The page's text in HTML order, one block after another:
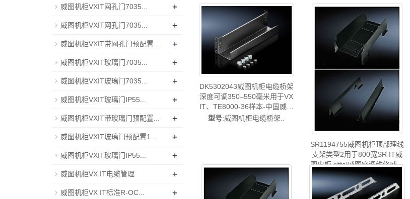
DK5302043威图机柜电缆桥架
深度可调350–550毫米用于VX
IT、TE8000-36样本-中国威图
制造-rittal威图机柜威图空调维
型号:威图机柜电缆桥架..
SR1194755威图机柜顶部理线
支架类型2用于800宽SR IT威
图电柜-rittal威图空调维修威图
柜威图母线威图风扇威图售后
SR1194.755
型号:威图机柜顶部理线..
威图机柜VXIT网孔门7035... +
威图机柜VXIT网孔门7035... +
威图机柜VXIT带网孔门预配置... +
威图机柜VXIT玻璃门7035... +
威图机柜VXIT玻璃门7035... +
威图机柜VXIT玻璃门IP55... +
威图机柜VXIT带玻璃门预配置... +
威图机柜VXIT玻璃门预配置1... +
威图机柜VXIT玻璃门IP55... +
威图机柜VX IT电缆管理 +
威图机柜VX IT标准R-OC... +